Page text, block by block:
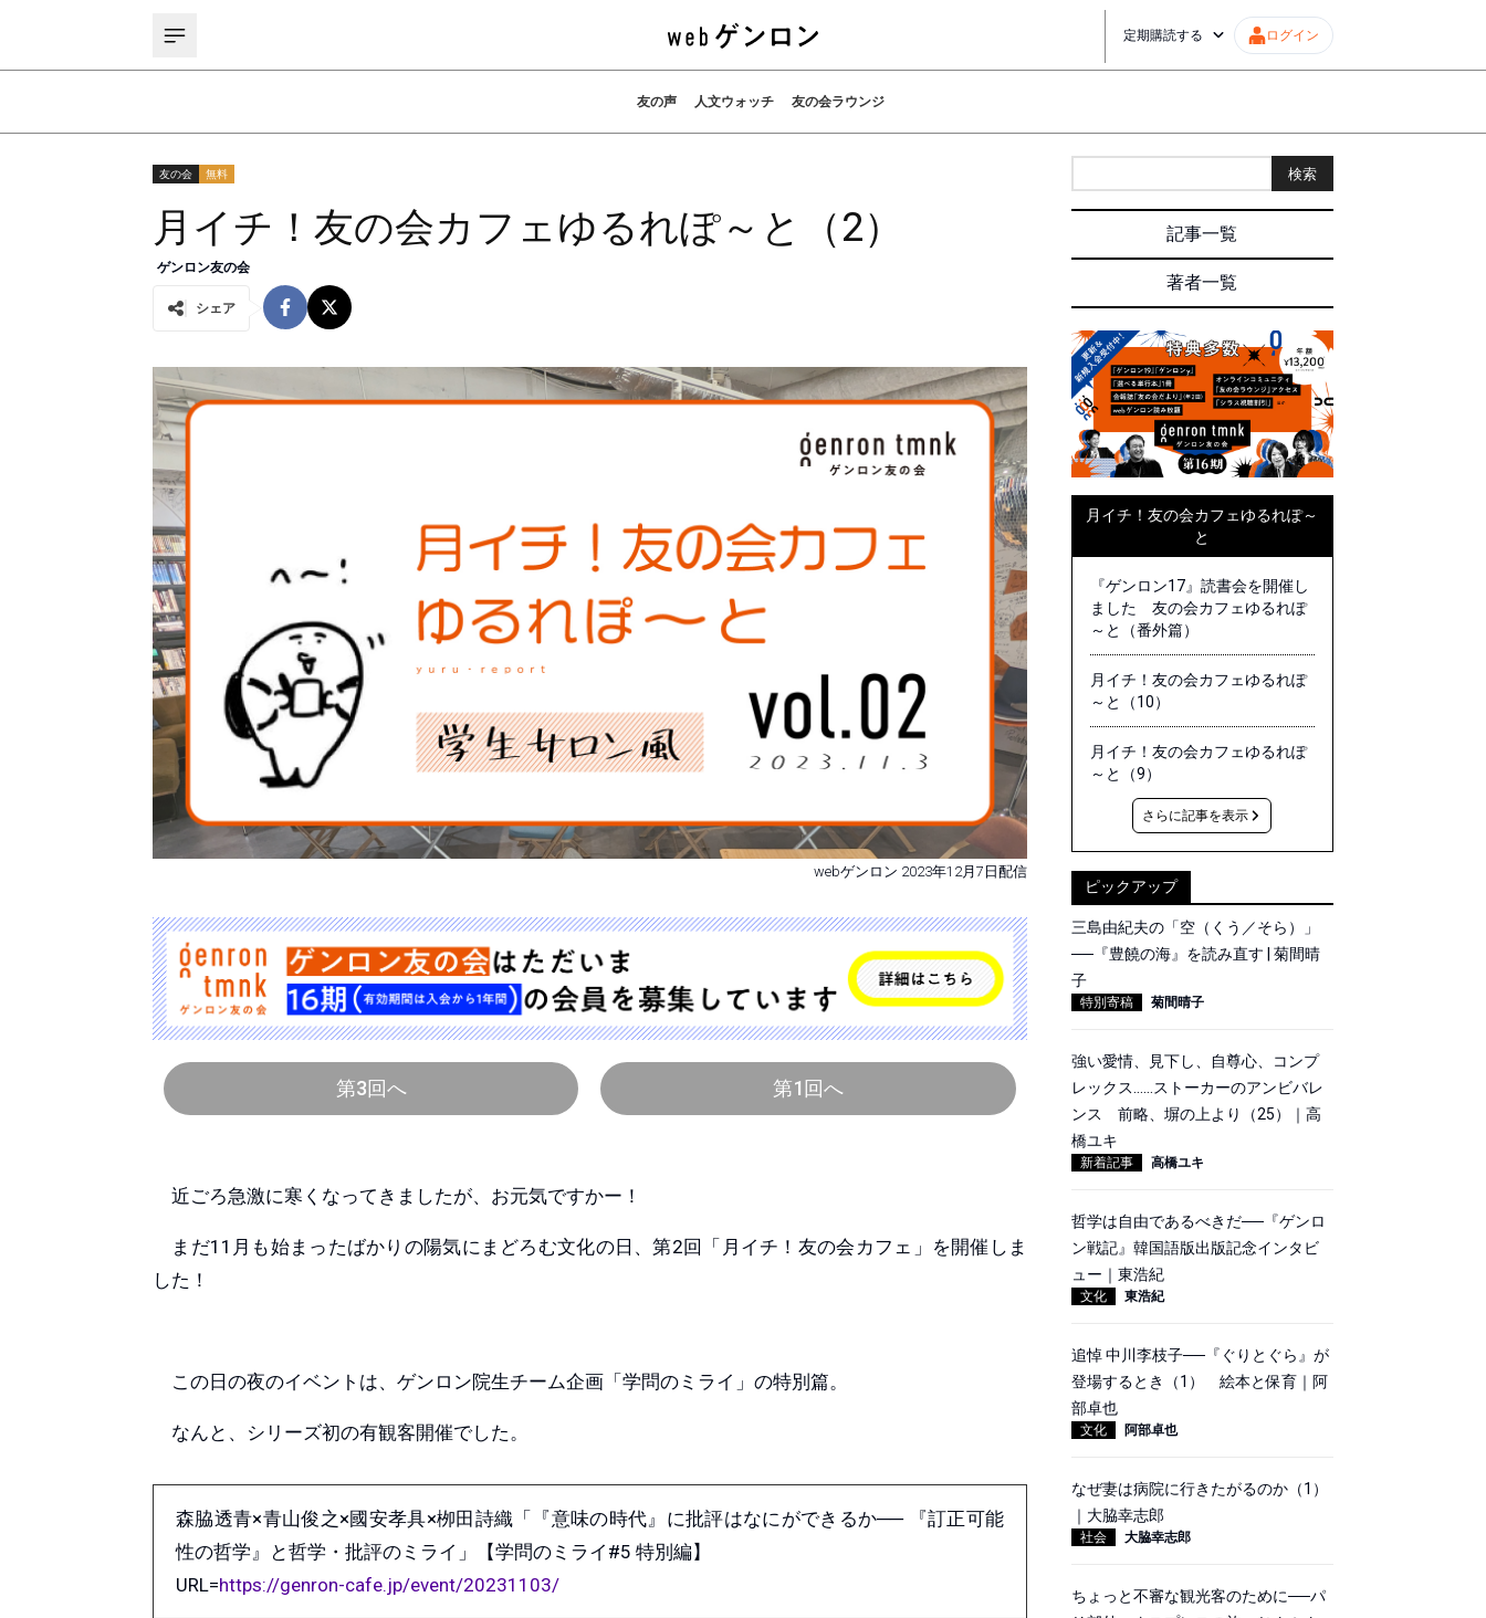
定期購読する ログイン
友の声 人文ウォッチ 友の会ラウンジ
友の会 無料
月イチ！友の会カフェゆるれぽ～と（2）
ゲンロン友の会
シェア
webゲンロン 2023年12月7日配信
第3回へ 第1回へ
近ごろ急激に寒くなってきましたが、お元気ですかー！
まだ11月も始まったばかりの陽気にまどろむ文化の日、第2回「月イチ！友の会カフェ」を開催しま
した！
この日の夜のイベントは、ゲンロン院生チーム企画「学問のミライ」の特別篇。
なんと、シリーズ初の有観客開催でした。
森脇透青×青山俊之×國安孝具×栁田詩織「『意味の時代』に批評はなにができるか── 『訂正可能
性の哲学』と哲学・批評のミライ」【学問のミライ#5 特別編】
URL=https://genron-cafe.jp/event/20231103/
検索
記事一覧
著者一覧
月イチ！友の会カフェゆるれぽ～
と
『ゲンロン17』読書会を開催し
ました 友の会カフェゆるれぽ
～と（番外篇）
月イチ！友の会カフェゆるれぽ
～と（10）
月イチ！友の会カフェゆるれぽ
～と（9）
さらに記事を表示
ピックアップ
三島由紀夫の「空（くう／そら）」
──『豊饒の海』を読み直す | 菊間晴
子
特別寄稿 菊間晴子
強い愛情、見下し、自尊心、コンプ
レックス……ストーカーのアンビバレ
ンス 前略、塀の上より（25）｜高
橋ユキ
新着記事 高橋ユキ
哲学は自由であるべきだ──『ゲンロ
ン戦記』韓国語版出版記念インタビ
ュー｜東浩紀
文化 東浩紀
追悼 中川李枝子──『ぐりとぐら』が
登場するとき（1） 絵本と保育｜阿
部卓也
文化 阿部卓也
なぜ妻は病院に行きたがるのか（1）
｜大脇幸志郎
社会 大脇幸志郎
ちょっと不審な観光客のために──パ